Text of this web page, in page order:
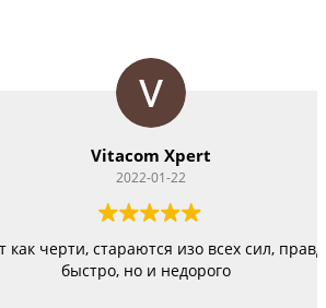
Vitacom Xpert
стараются изо всех сил, правда не
быстро, но и недорого